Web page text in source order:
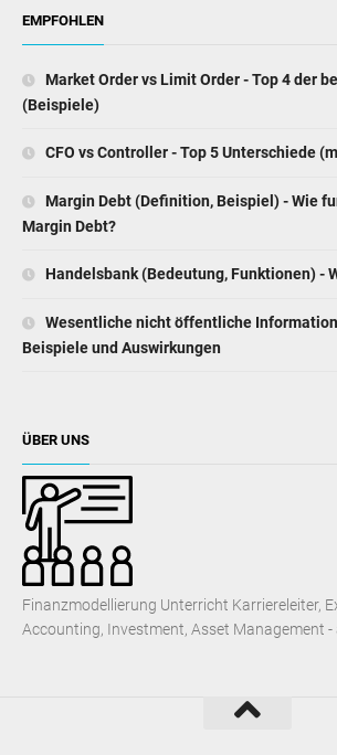
EMPFOHLEN
Market Order vs Limit Order - Top 4 der
(Beispiele)
CFO vs Controller - Top 5 Unterschiede
Margin Debt (Definition, Beispiel) - Wie
Margin Debt?
Handelsbank (Bedeutung, Funktionen) -
Wesentliche nicht öffentliche
Beispiele und Auswirkungen
ÜBER UNS
Finanzmodellierung Unterricht Karriereleiter,
Accounting, Investment, Asset Management -